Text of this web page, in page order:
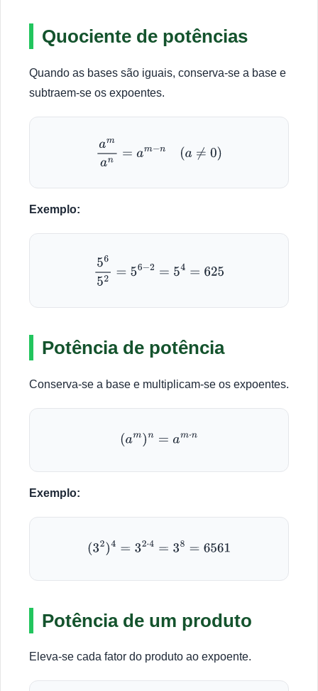
Quociente de potências
Quando as bases são iguais, conserva-se a base e
subtraem-se os expoentes.
ma n=am− a≠ 0)
Exemplo:
2=56− 54= 625
Potência de potência
Conserva-se a base e multiplicam-se os expoentes.
(am)n =a m⋅n
Exemplo:
(3 2)4 =32⋅ 4=38= 6561
Potência de um produto
Eleva-se cada fator do produto ao expoente.